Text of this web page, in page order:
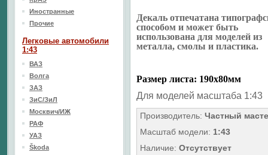
Декаль отпечатана
способом и может быть
использована для моделей из
металла, смолы и пластика.
Размер листа: 190х80мм
Для моделей масштаба 1:43
Производитель: Частный
Масштаб модели: 1:43
Наличие: Отсутствует
Иностранные
Прочие
Легковые автомобили
1:43
ВАЗ
Волга
ЗАЗ
ЗиС/ЗиЛ
Москвич/ИЖ
РАФ
УАЗ
Škoda